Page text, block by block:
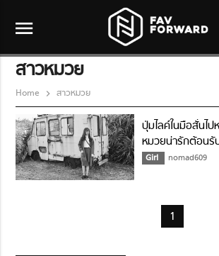
menu
สาวหมวย
Home สาวหมวย
ปุ่มไลค์ในมือสั่นไ
หมวยน่ารักต้อนรั
Girl nomad609
1